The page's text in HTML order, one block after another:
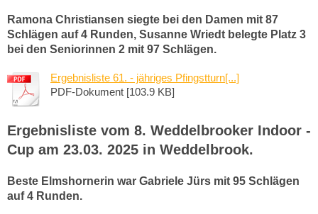
Ramona Christiansen siegte bei den Damen mit 87
Schlägen auf 4 Runden, Susanne Wriedt belegte Platz 3
bei den Seniorinnen 2 mit 97 Schlägen.
Ergebnisliste 61. - jähriges Pfingstturn[...]
PDF-Dokument [103.9 KB]
Ergebnisliste vom 8. Weddelbrooker Indoor -
Cup am 23.03. 2025 in Weddelbrook.
Beste Elmshornerin war Gabriele Jürs mit 95 Schlägen
auf 4 Runden.